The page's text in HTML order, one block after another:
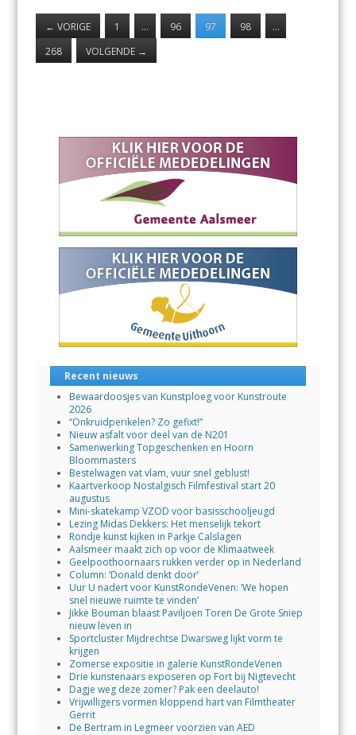
← VORIGE 1 … 96 97 98
…
268
VOLGENDE →
Recent nieuws
Bewaardoosjes van Kunstploeg voor Kunstroute
2026
“Onkruidperikelen? Zo gefixt!”
Nieuw asfalt voor deel van de N201
Samenwerking Topgeschenken en Hoorn
Bloommasters
Bestelwagen vat vlam, vuur snel geblust!
Kaartverkoop Nostalgisch Filmfestival start 20
augustus
Mini-skatekamp VZOD voor basisschooljeugd
Lezing Midas Dekkers: Het menselijk tekort
Rondje kunst kijken in Parkje Calslagen
Aalsmeer maakt zich op voor de Klimaatweek
Geelpoothoornaars rukken verder op in Nederland
Column: ‘Donald denkt door’
Uur U nadert voor KunstRondeVenen: ‘We hopen
snel nieuwe ruimte te vinden’
Jikke Bouman blaast Paviljoen Toren De Grote Sniep
nieuw leven in
Sportcluster Mijdrechtse Dwarsweg lijkt vorm te
krijgen
Zomerse expositie in galerie KunstRondeVenen
Drie kunstenaars exposeren op Fort bij Nigtevecht
Dagje weg deze zomer? Pak een deelauto!
Vrijwilligers vormen kloppend hart van Filmtheater
Gerrit
De Bertram in Legmeer voorzien van AED